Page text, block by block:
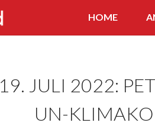
HOME
19. JULI 2022:
UN-